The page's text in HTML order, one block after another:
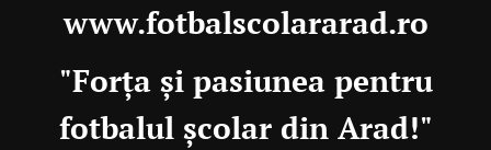
www.fotbalscolararad.ro
"Forța și pasiunea pentru
fotbalul școlar din Arad!"